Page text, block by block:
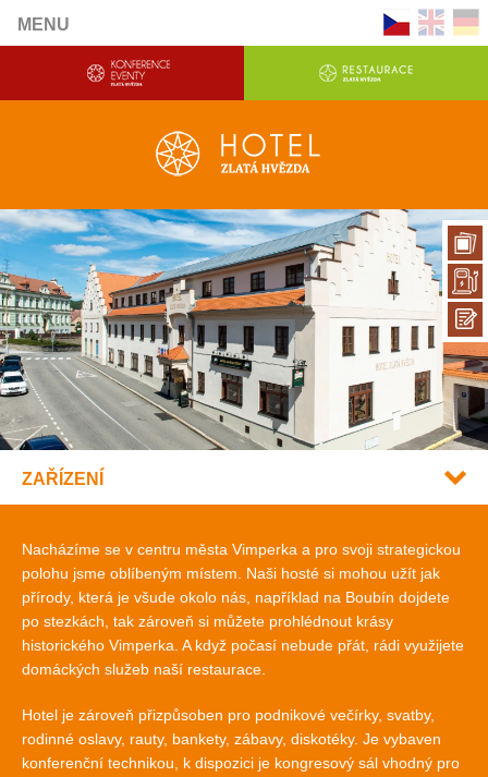
MENU
ZAŘÍZENÍ
Nacházíme se v centru města Vimperka a pro svoji strategickou
polohu jsme oblíbeným místem. Naši hosté si mohou užít jak
přírody, která je všude okolo nás, například na Boubín dojdete
po stezkách, tak zároveň si můžete prohlédnout krásy
historického Vimperka. A když počasí nebude přát, rádi využijete
domáckých služeb naší restaurace.
Hotel je zároveň přizpůsoben pro podnikové večírky, svatby,
rodinné oslavy, rauty, bankety, zábavy, diskotéky. Je vybaven
konferenční technikou, k dispozici je kongresový sál vhodný pro